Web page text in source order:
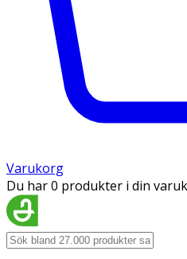
Varukorg
Du har 0 produkter i din